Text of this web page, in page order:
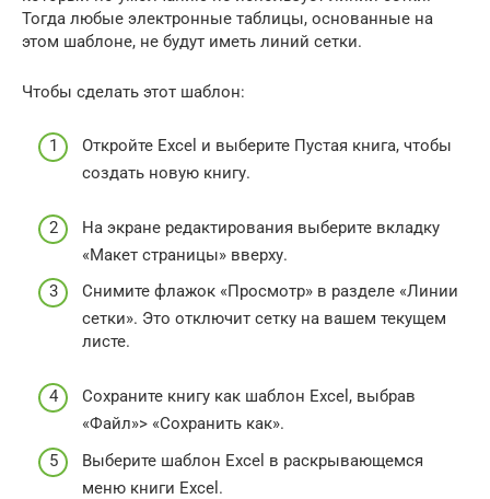
Тогда любые электронные таблицы, основанные на
этом шаблоне, не будут иметь линий сетки.
Чтобы сделать этот шаблон:
Откройте Excel и выберите Пустая книга, чтобы
создать новую книгу.
На экране редактирования выберите вкладку
«Макет страницы» вверху.
Снимите флажок «Просмотр» в разделе «Линии
сетки». Это отключит сетку на вашем текущем
листе.
Сохраните книгу как шаблон Excel, выбрав
«Файл»> «Сохранить как».
Выберите шаблон Excel в раскрывающемся
меню книги Excel.